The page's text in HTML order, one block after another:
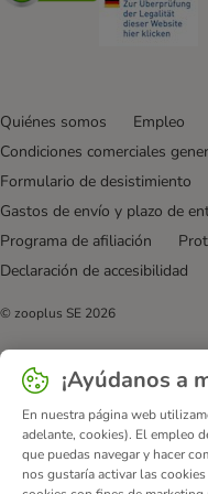
Quiénes somos Empleo
Condiciones comerciales
Formulario de desistimiento
Gastos de envío y plazo de
Programa de afiliación
Declaración de accesibilidad
© zooplus SE 2026
¡Ayúdanos a
En nuestra página web
adelante, cookies). El empleo
que puedas navegar y hacer
nos gustaría activar las